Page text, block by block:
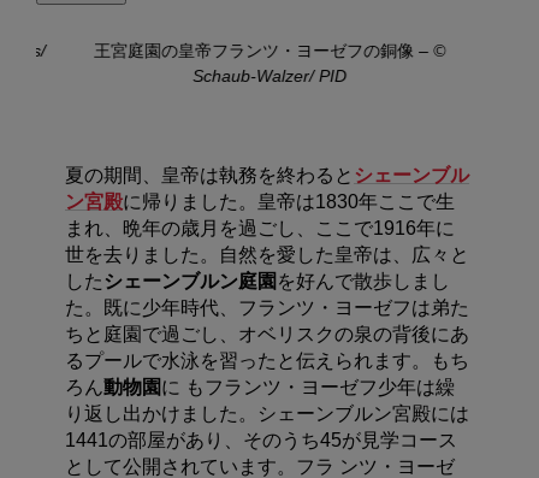
王宮庭園の皇帝フランツ・ヨーゼフの銅像 – ©
Schaub-Walzer/ PID
夏の期間、皇帝は執務を終わると シェーンブル
ン宮殿に帰りました。皇帝は1830年ここで生
まれ、晩年の歳月を過ごし、ここで1916年に
世を去りました。自然を愛した皇帝は、広々と
した シェーンブルン庭園 を好んで散歩しまし
た。既に少年時代、フランツ・ヨーゼフは弟た
ちと庭園で過ごし、オベリスクの泉の背後にあ
るプールで水泳を習ったと伝えられます。もち
ろん動物園に もフランツ・ヨーゼフ少年は繰
り返し出かけました。シェーンブルン宮殿には
1441の部屋があり、そのうち45が見学コース
として公開されています。フラ ンツ・ヨーゼ